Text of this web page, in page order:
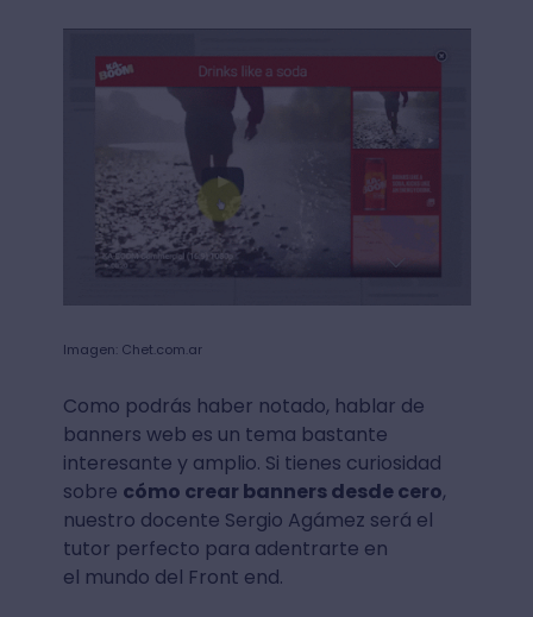
Imagen: Chet.com.ar
Como podrás haber notado, hablar de
banners web es un tema bastante
interesante y amplio. Si tienes curiosidad
sobre cómo crear banners desde cero,
nuestro docente Sergio Agámez será el
tutor perfecto para adentrarte en
el mundo del Front end.